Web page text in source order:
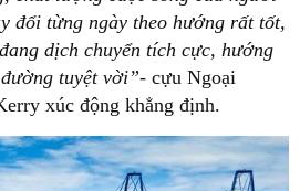
đổi từng ngày theo hướng rất tốt,
dịch chuyển tích cực, hướng
tuyệt vời”- cựu Ngoại
xúc động khẳng định.